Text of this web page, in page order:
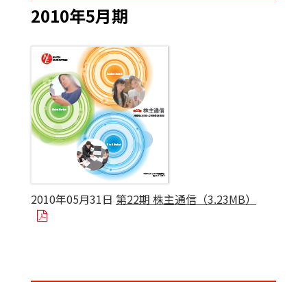
2010年5月期
2010年05月31日 第22期 株主通信（3.23MB）